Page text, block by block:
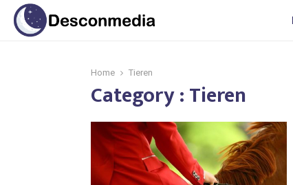
Home Tieren
Category : Tieren